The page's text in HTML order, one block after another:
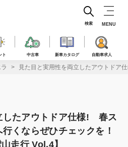
ト 中古車 新車カタログ 自動車求人
検索 MENU
見た目と実用性を両立したアウトドア
したアウトドア仕様! 春ス
くならぜひチェックを！
走行 Vol.4】